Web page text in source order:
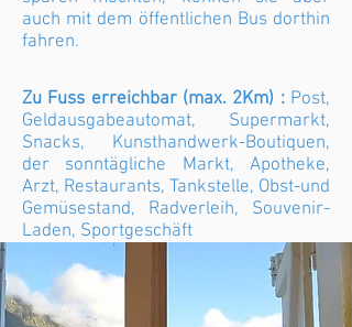
auch mit dem öffentlichen Bus dorthin
fahren.
Zu Fuss erreichbar (max. 2Km) : Post,
Geldausgabeautomat, Supermarkt,
Snacks, Kunsthandwerk-Boutiquen,
der sonntägliche Markt, Apotheke,
Arzt, Restaurants, Tankstelle, Obst-und
Gemüsestand, Radverleih, Souvenir-
Laden, Sportgeschäft